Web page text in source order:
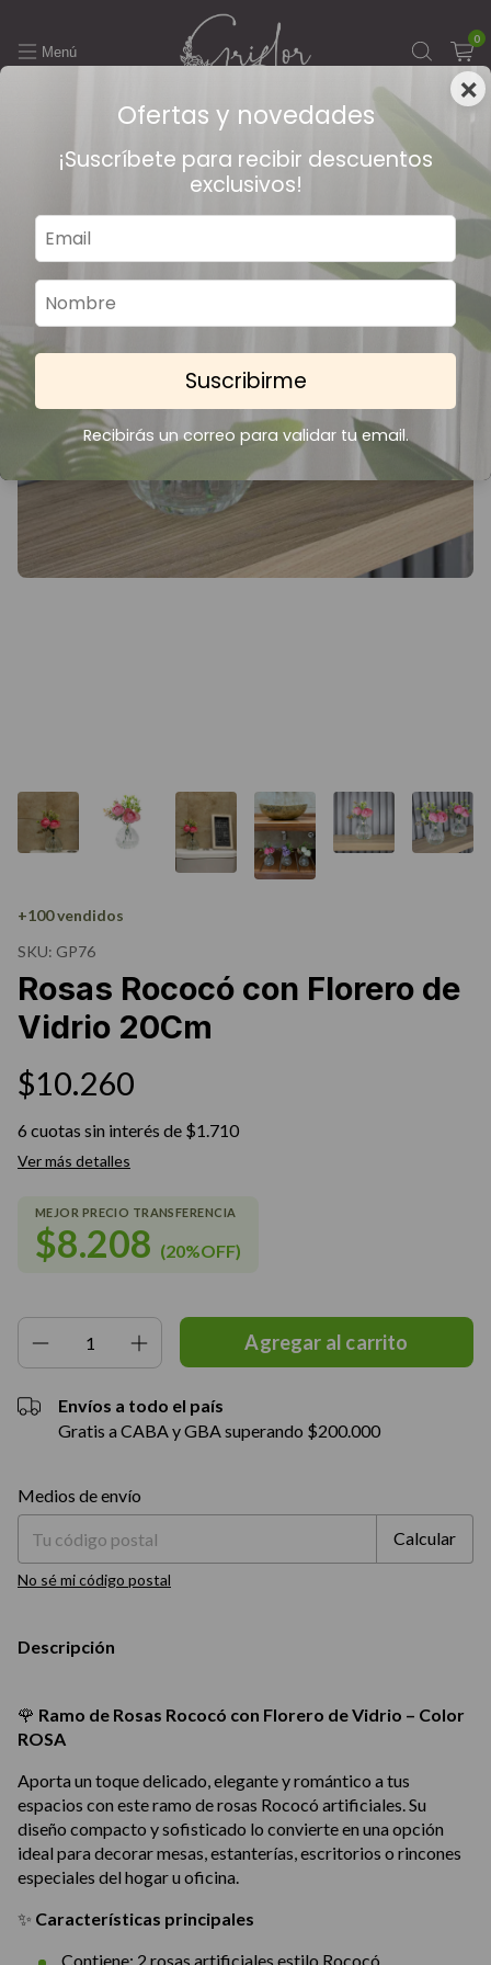
0
8
+100 vendidos
SKU: GP76
Rosas Rococó con Florero de
Vidrio 20Cm
$10.260
6 cuotas sin interés de $1.710
Ver más detalles
$8.208 (20%OFF)
Envíos a todo el país
Gratis a CABA y GBA superando $200.000
Entregas para el CP:
Medios de envío
Calcular
No sé mi código postal
Descripción
🌹 Ramo de Rosas Rococó con Florero de Vidrio – Color
ROSA
Aporta un toque delicado, elegante y romántico a tus
espacios con este ramo de rosas Rococó artificiales. Su
diseño compacto y sofisticado lo convierte en una opción
ideal para decorar mesas, estanterías, escritorios o rincones
especiales del hogar u oficina.
✨ Características principales
Contiene: 2 rosas artificiales estilo Rococó
×
Ofertas y novedades
¡Suscríbete para recibir descuentos
exclusivos!
Suscribirme
Recibirás un correo para validar tu email.